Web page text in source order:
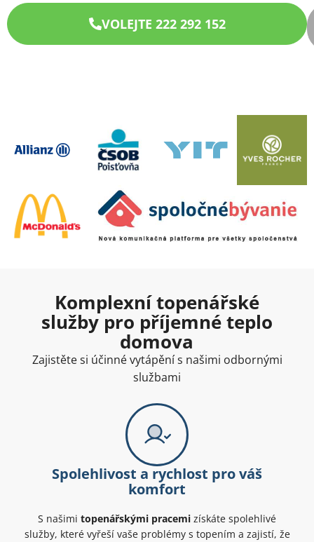
VOLEJTE 222 292 152
Komplexní topenářské
služby pro příjemné teplo
domova
Zajistěte si účinné vytápění s našimi odbornými
službami
Spolehlivost a rychlost pro váš
komfort
S našimi topenářskými pracemi získáte spolehlivé
služby, které vyřeší vaše problémy s topením a zajistí, že